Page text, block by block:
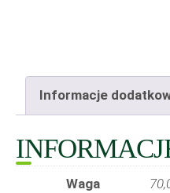
Informacje
Waga